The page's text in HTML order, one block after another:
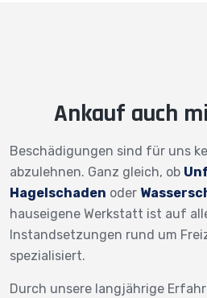
Ankauf auch
Beschädigungen sind für uns
abzulehnen. Ganz gleich, ob
Hagelschaden oder
hauseigene Werkstatt ist auf
Instandsetzungen rund um
spezialisiert.
Durch unsere langjährige